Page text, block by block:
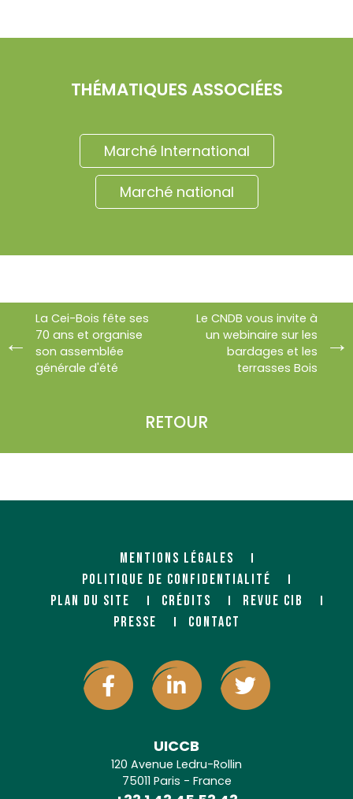
THÉMATIQUES ASSOCIÉES
Marché International
Marché national
La Cei-Bois fête ses
70 ans et organise
son assemblée
générale d'été
RETOUR
Le CNDB vous invite à
un webinaire sur les
bardages et les
terrasses Bois
MENTIONS LÉGALES
POLITIQUE DE CONFIDENTIALITÉ
PLAN DU SITE
CRÉDITS
REVUE CIB
PRESSE
CONTACT
UICCB
120 Avenue Ledru-Rollin
75011 Paris - France